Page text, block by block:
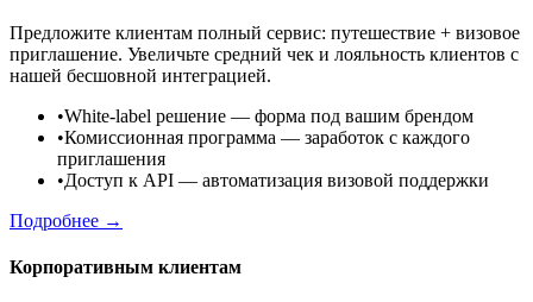
Предложите клиентам полный сервис: путешествие + визовое
приглашение. Увеличьте средний чек и лояльность клиентов с
нашей бесшовной интеграцией.
•White-label решение — форма под вашим брендом
•Комиссионная программа — заработок с каждого
приглашения
•Доступ к API — автоматизация визовой поддержки
Подробнее →
Корпоративным клиентам